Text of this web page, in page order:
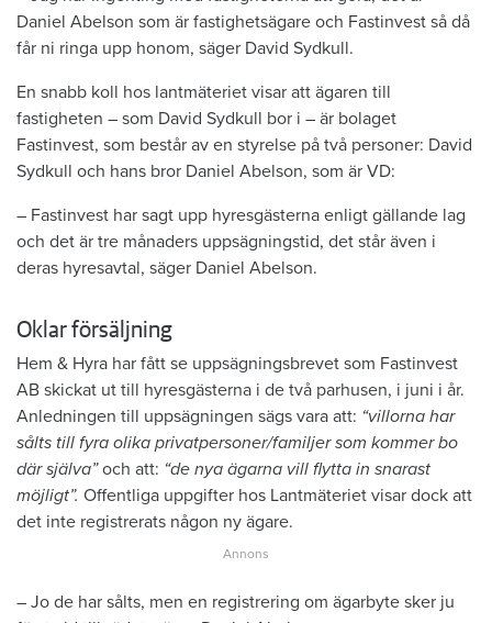
Daniel Abelson som är fastighetsägare och Fastinvest så då
får ni ringa upp honom, säger David Sydkull.
En snabb koll hos lantmäteriet visar att ägaren till
fastigheten – som David Sydkull bor i – är bolaget
Fastinvest, som består av en styrelse på två personer: David
Sydkull och hans bror Daniel Abelson, som är VD:
– Fastinvest har sagt upp hyresgästerna enligt gällande lag
och det är tre månaders uppsägningstid, det står även i
deras hyresavtal, säger Daniel Abelson.
Oklar försäljning
Hem & Hyra har fått se uppsägningsbrevet som Fastinvest
AB skickat ut till hyresgästerna i de två parhusen, i juni i år.
Anledningen till uppsägningen sägs vara att: “villorna har
sålts till fyra olika privatpersoner/familjer som kommer bo
där själva”och att: “de nya ägarna vill flytta in snarast
möjligt”. Offentliga uppgifter hos Lantmäteriet visar dock att
det inte registrerats någon ny ägare.
– Jo de har sålts, men en registrering om ägarbyte sker ju